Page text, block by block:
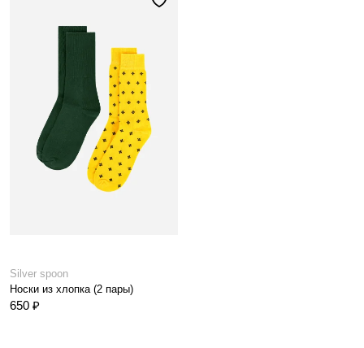
Silver spoon
Носки из хлопка (2 пары)
650 ₽